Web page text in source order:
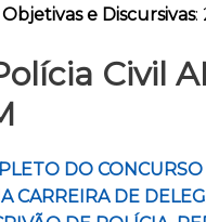
Objetivas e Discursivas:
Civil
DO
CARREIRA DE